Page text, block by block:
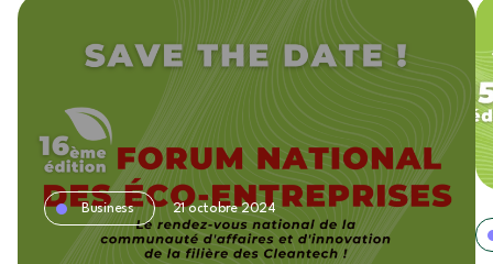
Business 21 octobre 2024